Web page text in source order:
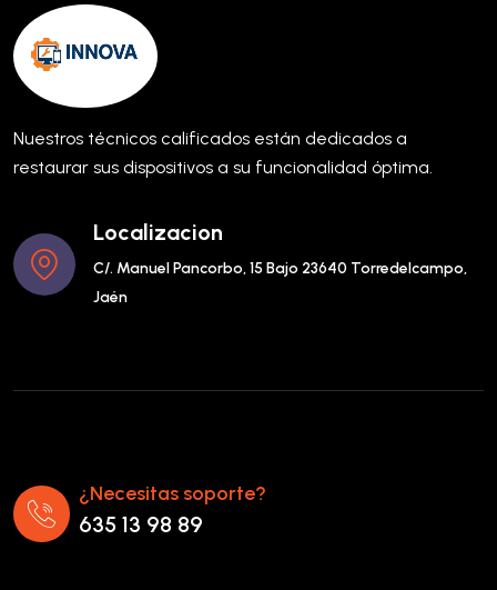
Nuestros técnicos calificados están dedicados a
restaurar sus dispositivos a su funcionalidad óptima.
Localizacion
C/. Manuel Pancorbo, 15 Bajo 23640 Torredelcampo,
Jaén
¿Necesitas soporte?
635 13 98 89